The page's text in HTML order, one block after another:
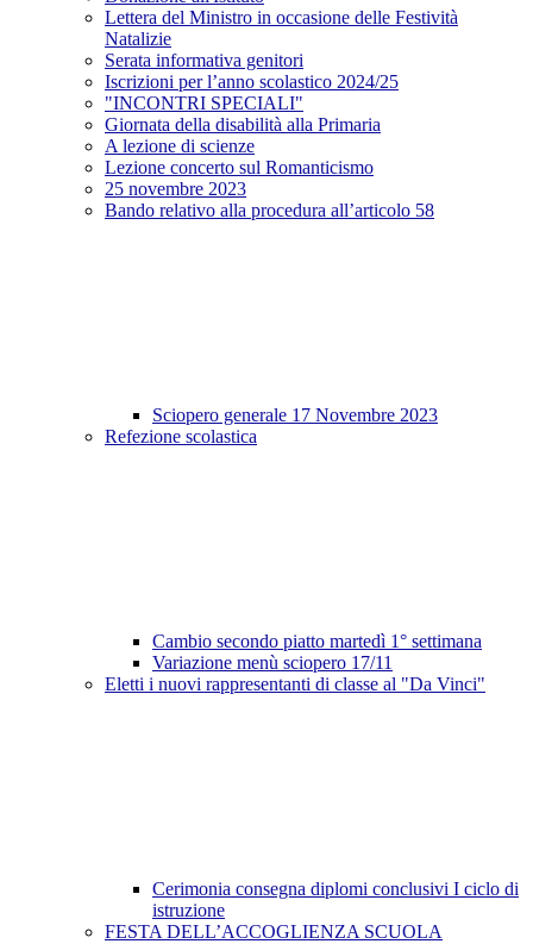
Lettera del Ministro in occasione delle Festività
Natalizie
Serata informativa genitori
Iscrizioni per l’anno scolastico 2024/25
"INCONTRI SPECIALI"
Giornata della disabilità alla Primaria
A lezione di scienze
Lezione concerto sul Romanticismo
25 novembre 2023
Bando relativo alla procedura all’articolo 58
Sciopero generale 17 Novembre 2023
Refezione scolastica
Cambio secondo piatto martedì 1° settimana
Variazione menù sciopero 17/11
Eletti i nuovi rappresentanti di classe al "Da Vinci"
Cerimonia consegna diplomi conclusivi I ciclo di
istruzione
FESTA DELL’ACCOGLIENZA SCUOLA